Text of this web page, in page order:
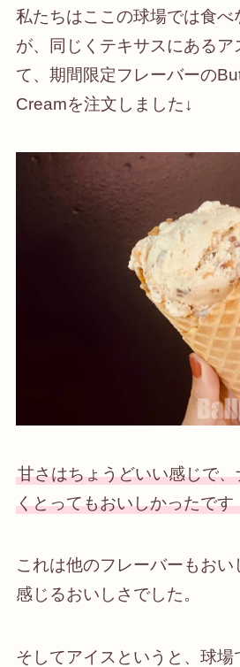
私たちはここの球場では食べ
が、同じくテキサスにあるア
て、期間限定フレーバーの
Creamを注文しました↓
甘さはちょうどいい感じで
くとってもおいしかったです
これは他のフレーバーもおい
感じるおいしさでした。
そしてアイスというと、球場